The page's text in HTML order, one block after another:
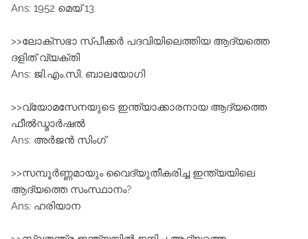
Ans: 1952 മെയ് 13
>>ലോക്‌സഭാ സ്പീക്കര്‍ പദവിയിലെത്തിയ ആദ്യത്തെ
ദളിത് വ്യക്തി
Ans: ജി.എം.സി. ബാലയോഗി
>>വ്യോമസേനയുടെ ഇന്ത്യാക്കാരനായ ആദ്യത്തെ
ഫീല്‍ഡ്മാര്‍ഷല്‍
Ans: അര്‍ജന്‍ സിംഗ്
>>സമ്പൂര്‍ണ്ണമായും വൈദ്യുതീകരിച്ച ഇന്ത്യയിലെ
ആദ്യത്തെ സംസ്ഥാനം?
Ans: ഹരിയാന